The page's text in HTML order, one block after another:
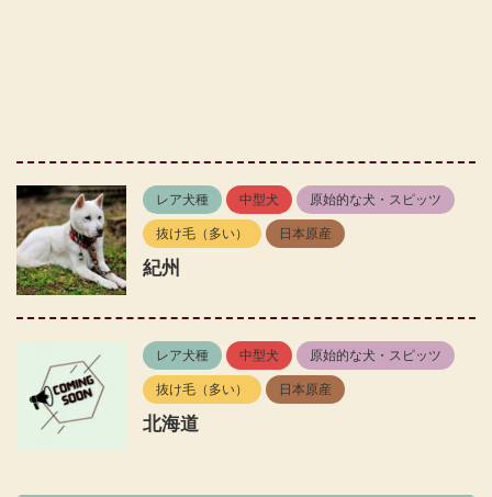
レア犬種 中型犬 原始的な犬・スピッツ
抜け毛（多い） 日本原産
紀州
レア犬種 中型犬 原始的な犬・スピッツ
抜け毛（多い） 日本原産
北海道